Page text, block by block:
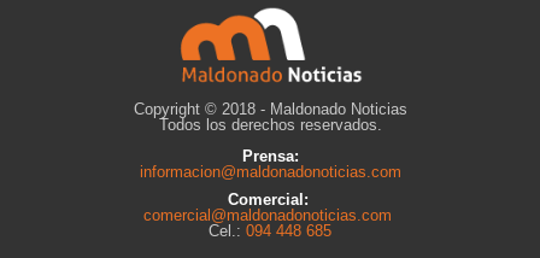
Copyright © 2018 - Maldonado Noticias
Todos los derechos reservados.
Prensa:
informacion@maldonadonoticias.com
Comercial:
comercial@maldonadonoticias.com
Cel.: 094 448 685